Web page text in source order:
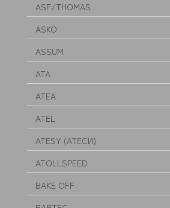
ASF/THOMAS
ASKO
ASSUM
ATA
ATEA
ATEL
ATESY (АТЕСИ)
ATOLLSPEED
BAKE OFF